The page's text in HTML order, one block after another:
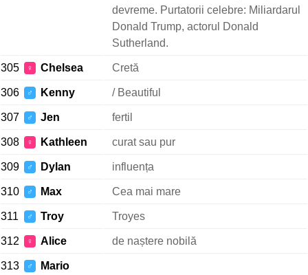
devreme. Purtatorii celebre: Miliardarul
Donald Trump, actorul Donald
Sutherland.
305 ♀ Chelsea Cretă
306 ♂ Kenny / Beautiful
307 ♂ Jen fertil
308 ♀ Kathleen curat sau pur
309 ♂ Dylan influența
310 ♂ Max Cea mai mare
311 ♂ Troy Troyes
312 ♀ Alice de naștere nobilă
313 ♂ Mario